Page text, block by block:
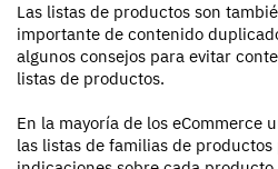
Las listas de productos son
importante de contenido
algunos consejos para evitar
listas de productos.
En la mayoría de los eCommerce
las listas de familias de